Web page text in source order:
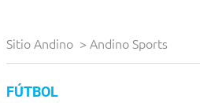
Sitio Andino > Andino Sports
FÚTBOL